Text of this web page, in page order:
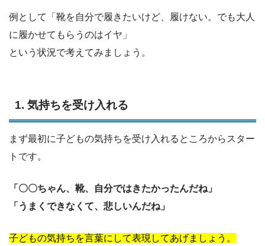
例として「靴を自分で履きたいけど、履けない。でも大人
に履かせてもらうのはイヤ」
という状況で考えてみましょう。
1. 気持ちを受け入れる
まず最初に子どもの気持ちを受け入れるところからスター
トです。
「〇〇ちゃん、靴、自分ではきたかったんだね」
「うまくできなくて、悲しいんだね」
子どもの気持ちを言葉にして表現してあげましょう。